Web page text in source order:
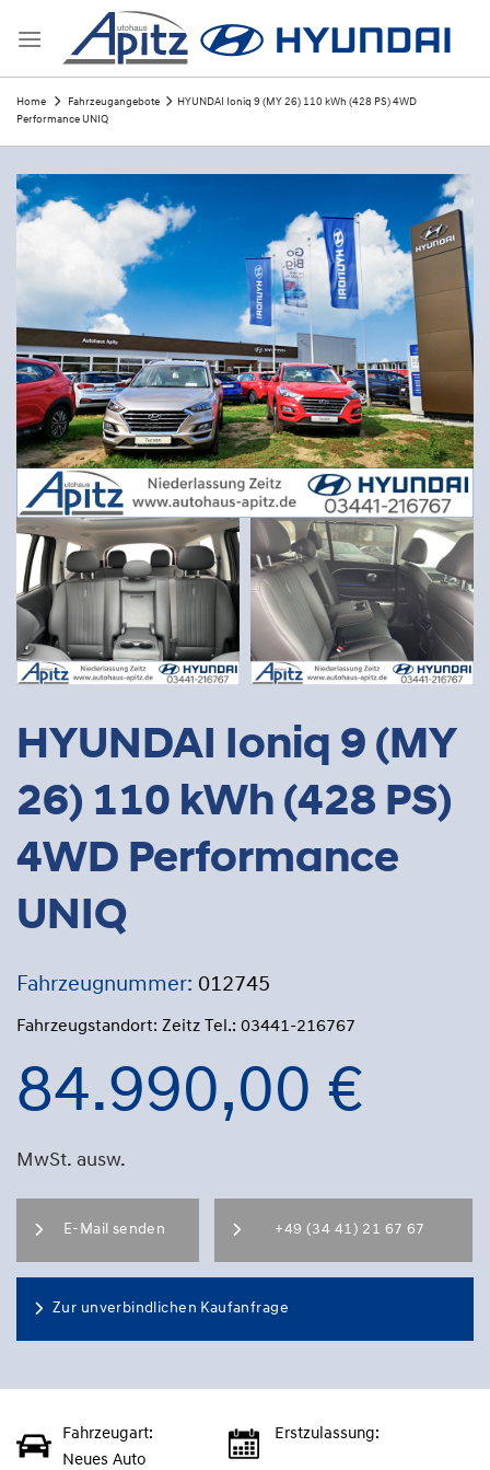
Home Fahrzeugangebote
HYUNDAI Ioniq 9 (MY 26) 110 kWh (428 PS) 4WD
Performance UNIQ
HYUNDAI Ioniq 9 (MY
26) 110 kWh (428 PS)
4WD Performance
UNIQ
Fahrzeugnummer: 012745
Fahrzeugstandort: Zeitz Tel.: 03441-216767
84.990,00 €
MwSt. ausw.
E-Mail senden +49 (34 41) 21 67 67
Zur unverbindlichen Kaufanfrage
Fahrzeugart:
Neues Auto
Erstzulassung: